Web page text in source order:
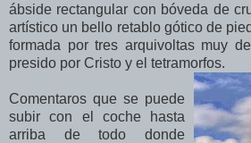
ábside rectangular con bóveda de
artístico un bello retablo gótico de
formada por tres arquivoltas muy
presido por Cristo y el tetramorfos.
Comentaros que se puede
subir con el coche hasta
arriba de todo donde